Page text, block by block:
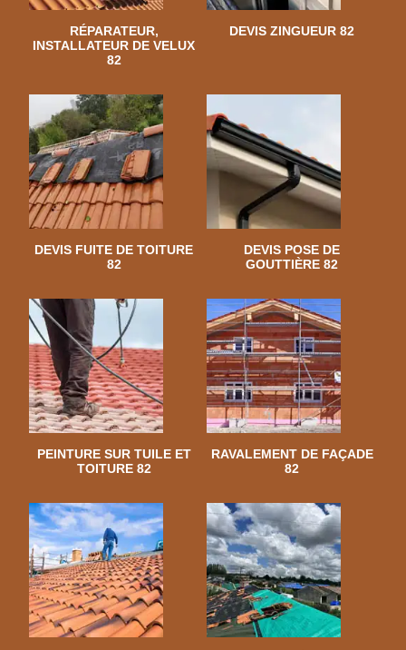
RÉPARATEUR,
INSTALLATEUR DE VELUX
82
DEVIS ZINGUEUR 82
DEVIS FUITE DE TOITURE
82
DEVIS POSE DE
GOUTTIÈRE 82
PEINTURE SUR TUILE ET
TOITURE 82
RAVALEMENT DE FAÇADE
82